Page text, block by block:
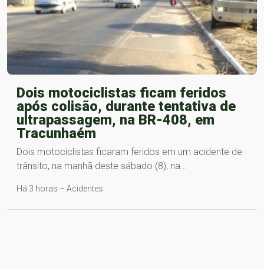
Dois motociclistas ficam feridos
após colisão, durante tentativa de
ultrapassagem, na BR-408, em
Tracunhaém
Dois motociclistas ficaram feridos em um acidente de
trânsito, na manhã deste sábado (8), na…
Há 3 horas – Acidentes